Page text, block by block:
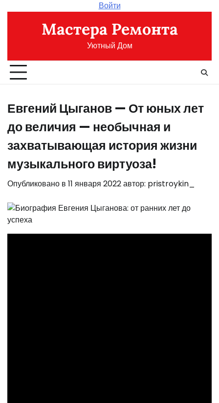
содержимому
Войти
Мастера Ремонта
Уютный Дом
Евгений Цыганов — От юных лет
до величия — необычная и
захватывающая история жизни
музыкального виртуоза!
Опубликовано в 11 января 2022автор: pristroykin_